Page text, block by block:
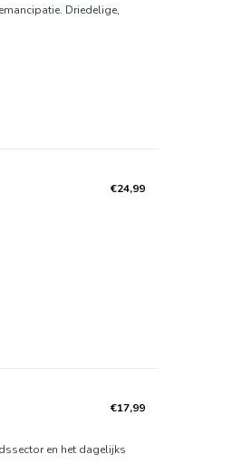
Driedelige,
€24,99
€17,99
en het dagelijks